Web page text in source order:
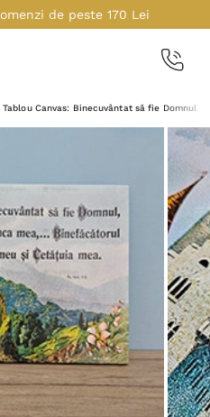
de peste 170 Lei
Tablou Canvas: Binecuvântat să fie Domnul,